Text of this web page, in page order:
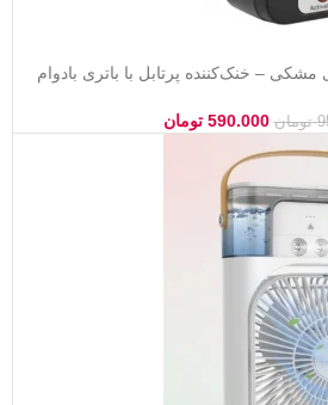
– خنک‌کننده پرتابل با باتری بادوام
تومان 590.000 تومان